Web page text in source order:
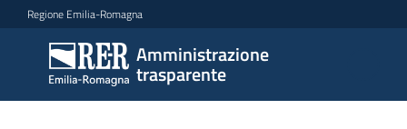
Vai al contenuto
Vai alla navigazione
Vai al footer
Regione Emilia-Romagna
Amministrazione
trasparente
Amministrazione
trasparente